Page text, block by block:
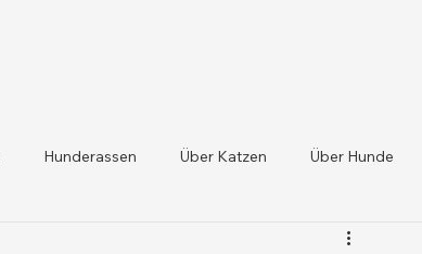
Hunderassen Über Katzen Über Hunde